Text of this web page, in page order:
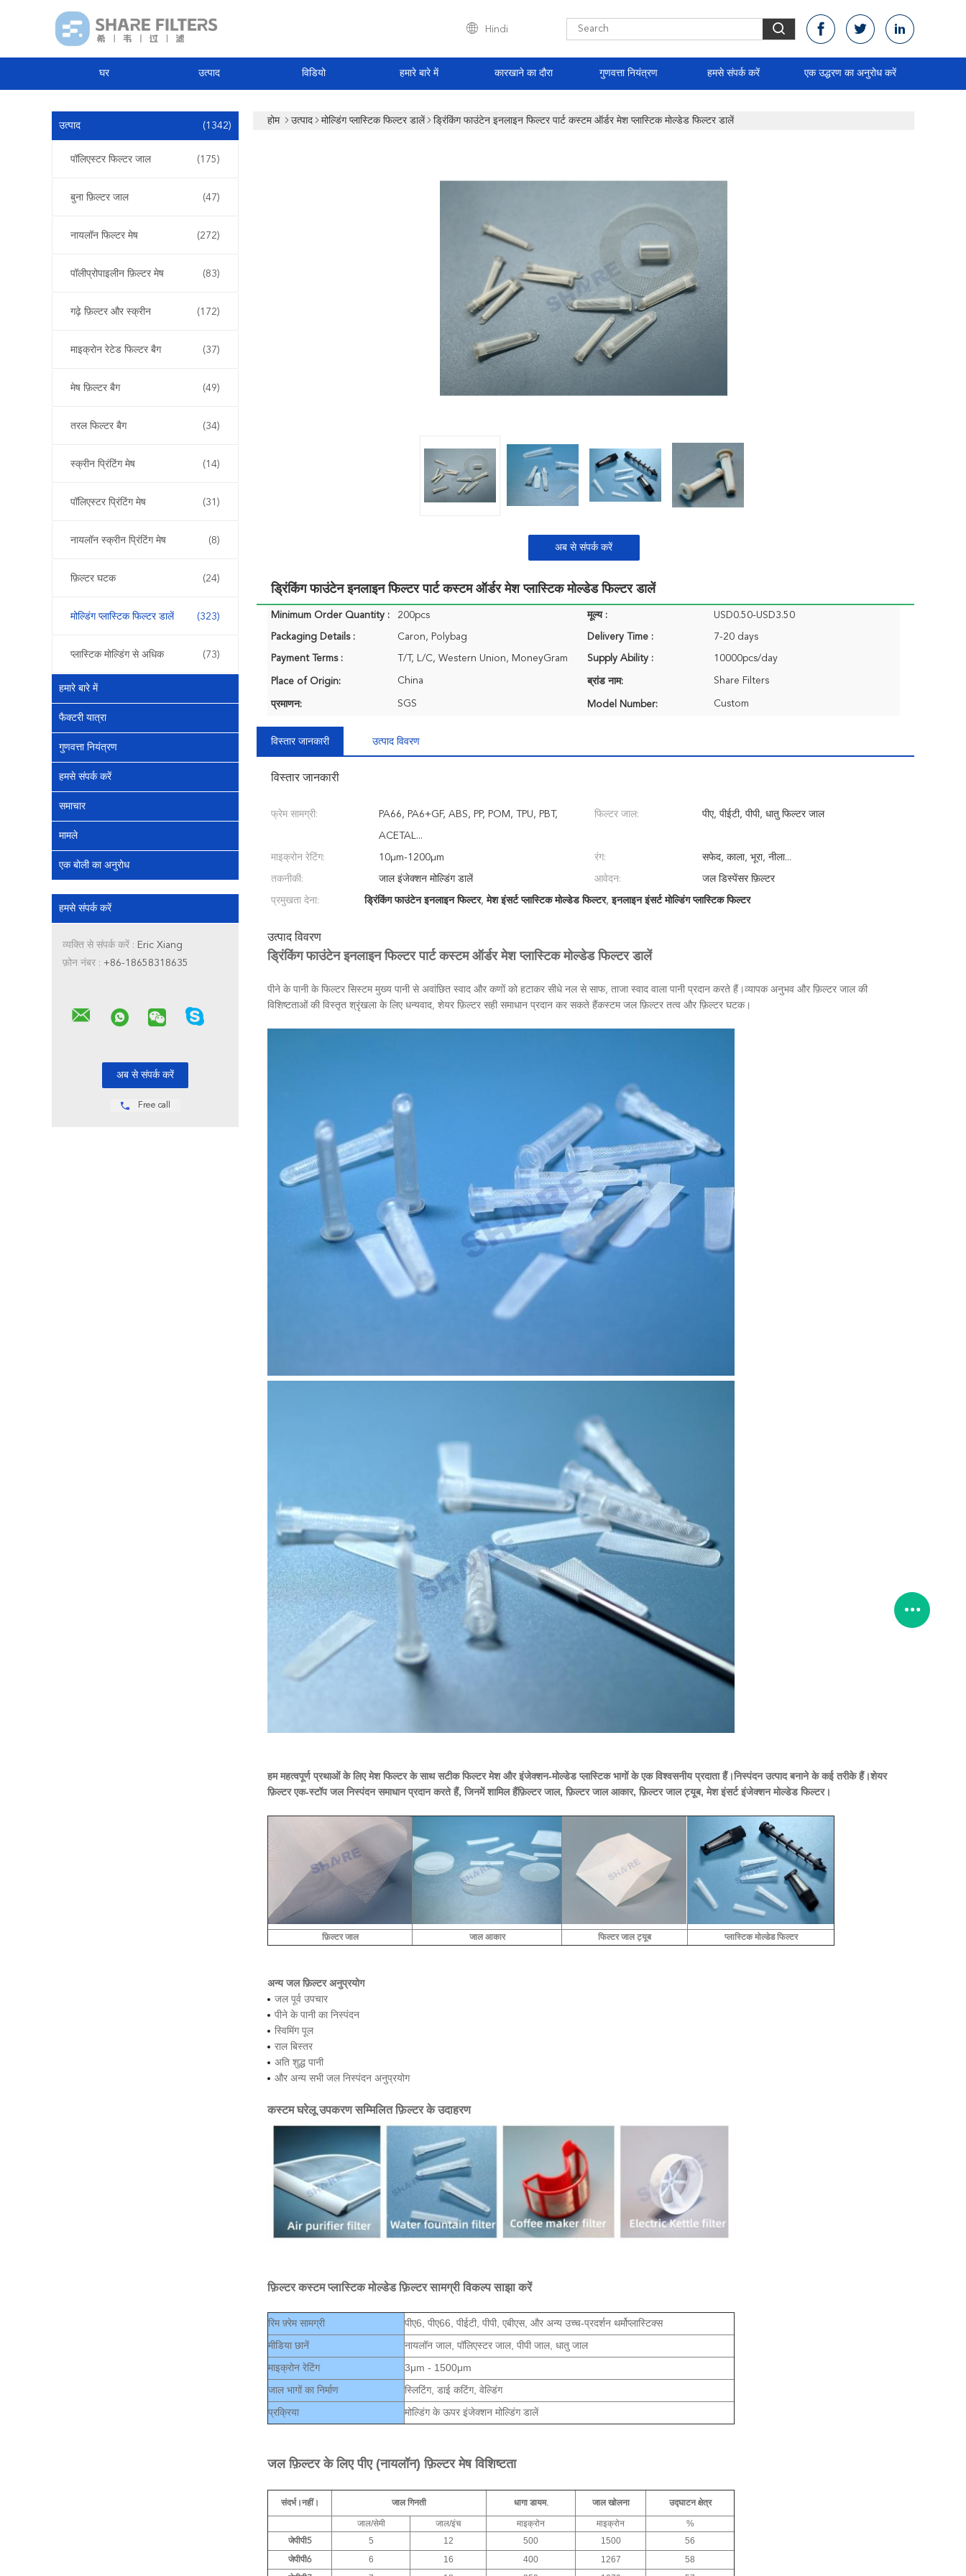
Hindi
घर उत्पाद विडियो हमारे बारे में कारखाने का दौरा गुणवत्ता नियंत्रण हमसे संपर्क करें एक उद्धरण का अनुरोध करें
उत्पाद (1342)
पॉलिएस्टर फिल्टर जाल (175)
बुना फ़िल्टर जाल (47)
नायलॉन फिल्टर मेष (272)
पॉलीप्रोपाइलीन फ़िल्टर मेष (83)
गढ़े फ़िल्टर और स्क्रीन (172)
माइक्रोन रेटेड फिल्टर बैग (37)
मेष फ़िल्टर बैग (49)
तरल फिल्टर बैग (34)
स्क्रीन प्रिंटिंग मेष (14)
पॉलिएस्टर प्रिंटिंग मेष (31)
नायलॉन स्क्रीन प्रिंटिंग मेष (8)
फ़िल्टर घटक (24)
मोल्डिंग प्लास्टिक फिल्टर डालें (323)
प्लास्टिक मोल्डिंग से अधिक (73)
हमारे बारे में
फैक्टरी यात्रा
गुणवत्ता नियंत्रण
हमसे संपर्क करें
समाचार
मामले
एक बोली का अनुरोध
हमसे संपर्क करें
व्यक्ति से संपर्क करें : Eric Xiang
फ़ोन नंबर : +86-18658318635
Free call
होम उत्पाद मोल्डिंग प्लास्टिक फिल्टर डालें ड्रिंकिंग फाउंटेन इनलाइन फिल्टर पार्ट कस्टम ऑर्डर मेश प्लास्टिक मोल्डेड फिल्टर डालें
अब से संपर्क करें
ड्रिंकिंग फाउंटेन इनलाइन फिल्टर पार्ट कस्टम ऑर्डर मेश प्लास्टिक मोल्डेड फिल्टर डालें
Minimum Order Quantity : 200pcs मूल्य : USD0.50-USD3.50
Packaging Details : Caron, Polybag Delivery Time : 7-20 days
Payment Terms : T/T, L/C, Western Union, MoneyGram Supply Ability : 10000pcs/day
Place of Origin: China ब्रांड नाम: Share Filters
प्रमाणन: SGS Model Number: Custom
विस्तार जानकारी उत्पाद विवरण
विस्तार जानकारी
फ्रेम सामग्री: PA66, PA6+GF, ABS, PP, POM, TPU, PBT,
ACETAL...
फिल्टर जाल: पीए, पीईटी, पीपी, धातु फिल्टर जाल
माइक्रोन रेटिंग: 10μm-1200μm रंग: सफेद, काला, भूरा, नीला...
तकनीकी: जाल इंजेक्शन मोल्डिंग डालें आवेदन: जल डिस्पेंसर फ़िल्टर
प्रमुखता देना: ड्रिंकिंग फाउंटेन इनलाइन फिल्टर,मेश इंसर्ट प्लास्टिक मोल्डेड फिल्टर,इनलाइन इंसर्ट मोल्डिंग प्लास्टिक फिल्टर
उत्पाद विवरण
ड्रिंकिंग फाउंटेन इनलाइन फिल्टर पार्ट कस्टम ऑर्डर मेश प्लास्टिक मोल्डेड फिल्टर डालें
पीने के पानी के फिल्टर सिस्टम मुख्य पानी से अवांछित स्वाद और कणों को हटाकर सीधे नल से साफ, ताजा स्वाद वाला पानी प्रदान करते हैं।व्यापक अनुभव और फ़िल्टर जाल की
विशिष्टताओं की विस्तृत श्रृंखला के लिए धन्यवाद, शेयर फ़िल्टर सही समाधान प्रदान कर सकते हैंकस्टम जल फ़िल्टर तत्व और फ़िल्टर घटक।
हम महत्वपूर्ण प्रथाओं के लिए मेश फिल्टर के साथ सटीक फिल्टर मेश और इंजेक्शन-मोल्डेड प्लास्टिक भागों के एक विश्वसनीय प्रदाता हैं।निस्पंदन उत्पाद बनाने के कई तरीके हैं।शेयर
फ़िल्टर एक-स्टॉप जल निस्पंदन समाधान प्रदान करते हैं, जिनमें शामिल हैंफ़िल्टर जाल, फ़िल्टर जाल आकार, फ़िल्टर जाल ट्यूब, मेश इंसर्ट इंजेक्शन मोल्डेड फिल्टर।
फ़िल्टर जाल जाल आकार फिल्टर जाल ट्यूब प्लास्टिक मोल्डेड फिल्टर
अन्य जल फ़िल्टर अनुप्रयोग
जल पूर्व उपचार
पीने के पानी का निस्पंदन
स्विमिंग पूल
राल बिस्तर
अति शुद्ध पानी
और अन्य सभी जल निस्पंदन अनुप्रयोग
कस्टम घरेलू उपकरण सम्मिलित फ़िल्टर के उदाहरण
फ़िल्टर कस्टम प्लास्टिक मोल्डेड फ़िल्टर सामग्री विकल्प साझा करें
रिम फ़्रेम सामग्री
पीए6, पीए66, पीईटी, पीपी, एबीएस, और अन्य उच्च-प्रदर्शन थर्मोप्लास्टिक्स
मीडिया छानें
नायलॉन जाल, पॉलिएस्टर जाल, पीपी जाल, धातु जाल
माइक्रोन रेटिंग
3μm - 1500μm
जाल भागों का निर्माण
स्लिटिंग, डाई कटिंग, वेल्डिंग
प्रक्रिया
मोल्डिंग के ऊपर इंजेक्शन मोल्डिंग डालें
जल फ़िल्टर के लिए पीए (नायलॉन) फ़िल्टर मेष विशिष्टता
संदर्भ।नहीं। जाल गिनती धागा डायम. जाल खोलना उद्घाटन क्षेत्र
जाल/सेमी जाल/इंच माइक्रोन माइक्रोन %
जेपीपी5 5 12 500 1500 56
जेपीपी6 6 16 400 1267 58